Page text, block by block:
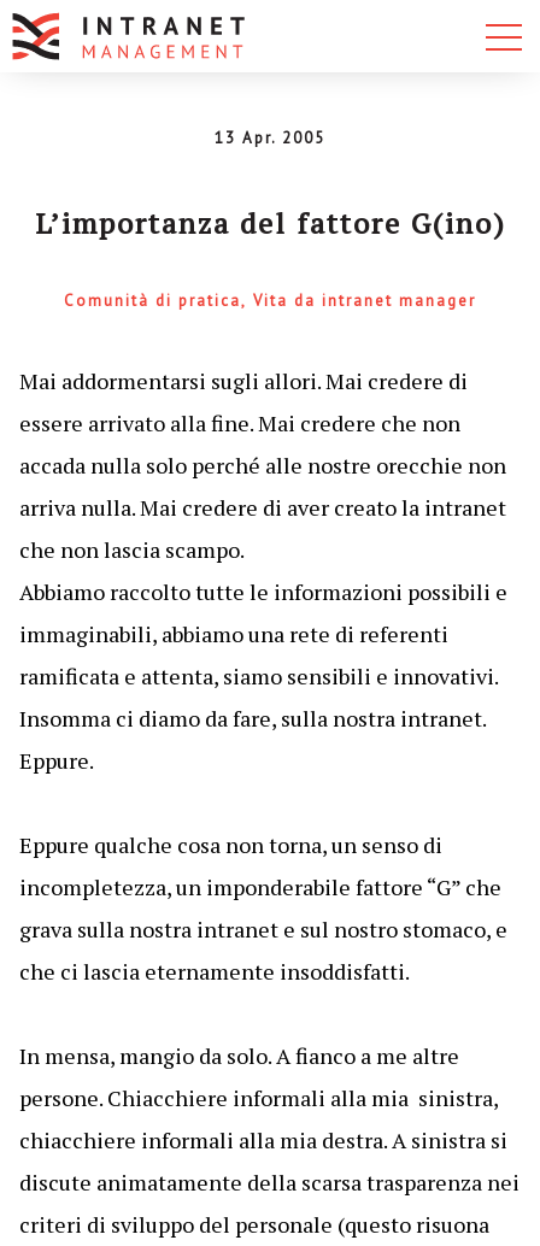
13 Apr. 2005
L’importanza del fattore G(ino)
Comunità di pratica Vita da intranet manager
Mai addormentarsi sugli allori. Mai credere di
essere arrivato alla fine. Mai credere che non
accada nulla solo perché alle nostre orecchie non
arriva nulla. Mai credere di aver creato la intranet
che non lascia scampo.
Abbiamo raccolto tutte le informazioni possibili e
immaginabili, abbiamo una rete di referenti
ramificata e attenta, siamo sensibili e innovativi.
Insomma ci diamo da fare, sulla nostra intranet.
Eppure.
Eppure qualche cosa non torna, un senso di
incompletezza, un imponderabile fattore “G” che
grava sulla nostra intranet e sul nostro stomaco, e
che ci lascia eternamente insoddisfatti.
In mensa, mangio da solo. A fianco a me altre
persone. Chiacchiere informali alla mia sinistra,
chiacchiere informali alla mia destra. A sinistra si
discute animatamente della scarsa trasparenza nei
criteri di sviluppo del personale (questo risuona